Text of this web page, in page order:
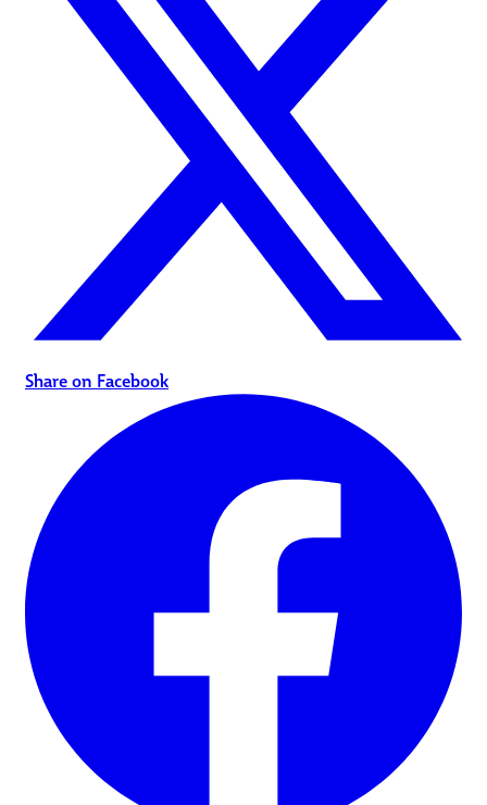
Share on Facebook